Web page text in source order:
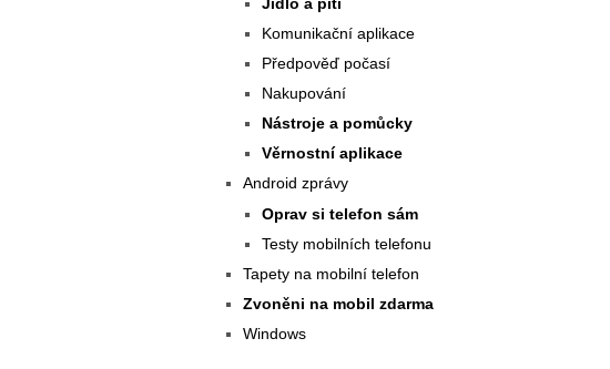
Komunikační aplikace
Předpověď počasí
Nakupování
Nástroje a pomůcky
Věrnostní aplikace
Android zprávy
Oprav si telefon sám
Testy mobilních telefonu
Tapety na mobilní telefon
Zvoněni na mobil zdarma
Windows